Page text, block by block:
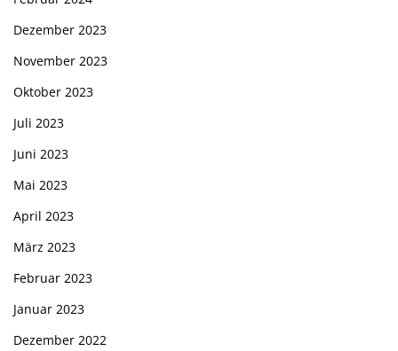
Dezember 2023
November 2023
Oktober 2023
Juli 2023
Juni 2023
Mai 2023
April 2023
März 2023
Februar 2023
Januar 2023
Dezember 2022